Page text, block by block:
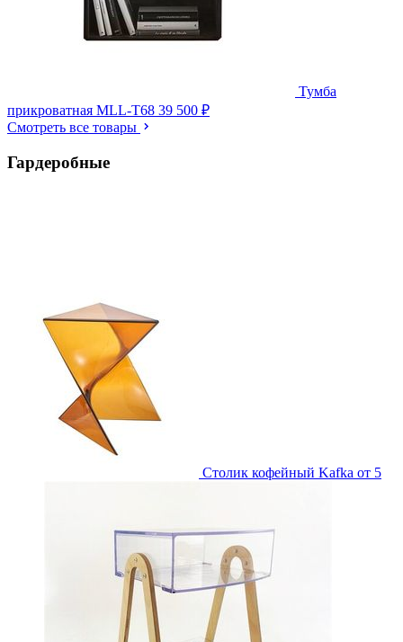
Тумба
прикроватная MLL-T68 39 500 ₽
Смотреть все товары
Гардеробные
Столик кофейный Kafka от 5